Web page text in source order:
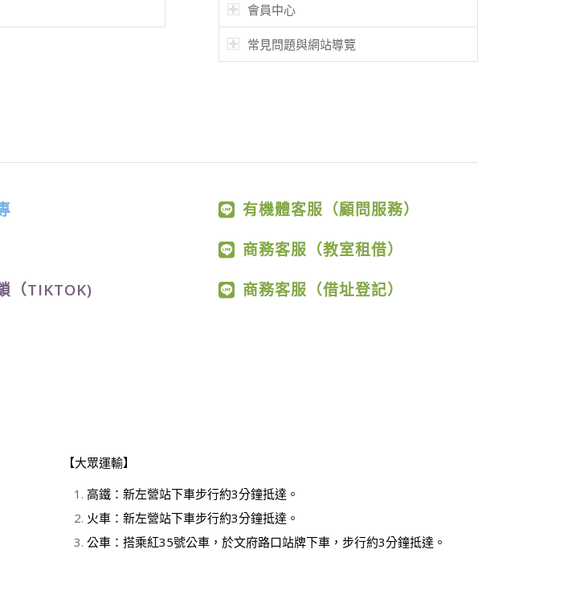
會員中心
常見問題與網站導覽
（TIKTOK)
有機體客服（顧問服務）
商務客服（教室租借）
商務客服（借址登記）
【大眾運輸】
高鐵：新左營站下車步行約3分鐘抵達。
火車：新左營站下車步行約3分鐘抵達。
公車：搭乘紅35號公車，於文府路口站牌下車，步行約3分鐘抵達。